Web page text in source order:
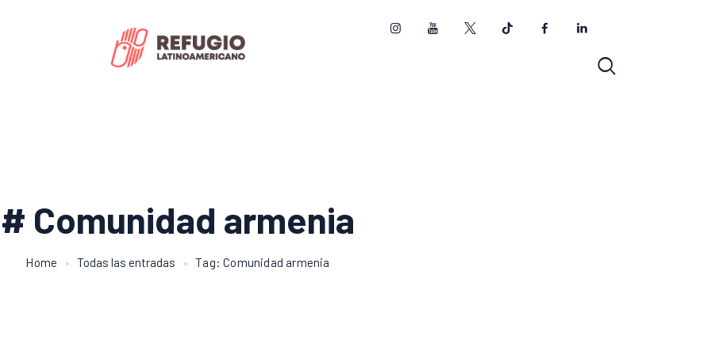
# Comunidad armenia
Home Todas las entradas Tag: Comunidad armenia